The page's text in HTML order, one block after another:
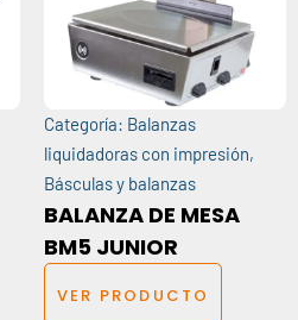
Categoría: Balanzas
liquidadoras con impresión,
Básculas y balanzas
BALANZA DE MESA
BM5 JUNIOR
VER PRODUCTO